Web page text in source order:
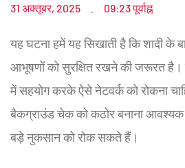
31 अक्तूबर, 2025 . 09:23 पूर्वाह्न
यह घटना हमें यह सिखाती है कि शादी के
आभूषणों को सुरक्षित रखने की जरूरत
में सहयोग करके ऐसे नेटवर्क को रोकना
बैकग्राउंड चेक को कठोर बनाना
बड़े नुकसान को रोक सकते हैं।